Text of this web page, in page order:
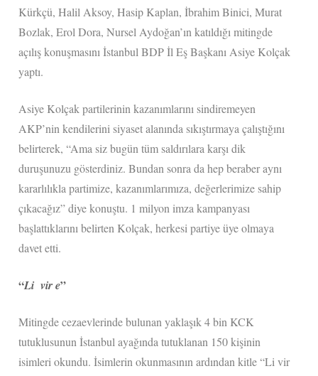
Kürkçü, Halil Aksoy, Hasip Kaplan, İbrahim Binici, Murat
Bozlak, Erol Dora, Nursel Aydoğan’ın katıldığı mitingde
açılış konuşmasını İstanbul BDP İl Eş Başkanı Asiye Kolçak
yaptı.
Asiye Kolçak partilerinin kazanımlarını sindiremeyen
AKP’nin kendilerini siyaset alanında sıkıştırmaya çalıştığını
belirterek, “Ama siz bugün tüm saldırılara karşı dik
duruşunuzu gösterdiniz. Bundan sonra da hep beraber aynı
kararlılıkla partimize, kazanımlarımıza, değerlerimize sahip
çıkacağız” diye konuştu. 1 milyon imza kampanyası
başlattıklarını belirten Kolçak, herkesi partiye üye olmaya
davet etti.
“Li vir e”
Mitingde cezaevlerinde bulunan yaklaşık 4 bin KCK
tutuklusunun İstanbul ayağında tutuklanan 150 kişinin
isimleri okundu. İsimlerin okunmasının ardından kitle “Li vir